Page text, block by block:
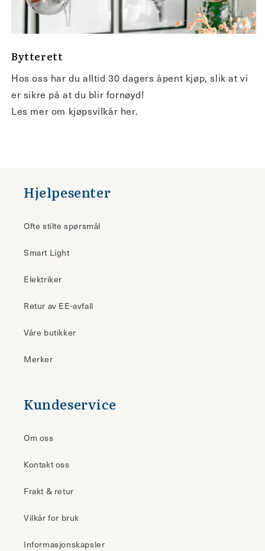
Bytterett
Hos oss har du alltid 30 dagers åpent kjøp, slik at vi
er sikre på at du blir fornøyd!
Les mer om kjøpsvilkår her.
Hjelpesenter
Ofte stilte spørsmål
Smart Light
Elektriker
Retur av EE-avfall
Våre butikker
Merker
Kundeservice
Om oss
Kontakt oss
Frakt & retur
Vilkår for bruk
Informasjonskapsler